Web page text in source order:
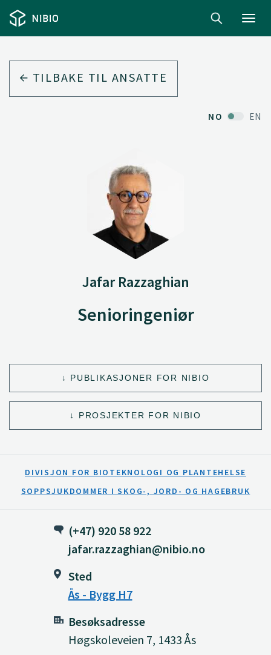
TILBAKE TIL ANSATTE
NO EN
Jafar Razzaghian
Senioringeniør
PUBLIKASJONER FOR NIBIO
PROSJEKTER FOR NIBIO
DIVISJON FOR BIOTEKNOLOGI OG PLANTEHELSE
SOPPSJUKDOMMER I SKOG-, JORD- OG HAGEBRUK
(+47) 920 58 922
jafar.razzaghian@nibio.no
Sted
Ås - Bygg H7
Besøksadresse
Høgskoleveien 7, 1433 Ås